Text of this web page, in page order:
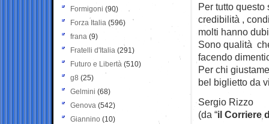
Per tutto
credibilità ,
molti hanno
Sono qualità
facendo
Per chi
bel biglietto da
Sergio Rizzo
(da “il Corriere
Formigoni (90)
Forza Italia (596)
frana (9)
Fratelli d'Italia (291)
Futuro e Libertà (510)
g8 (25)
Gelmini (68)
Genova (542)
Giannino (10)